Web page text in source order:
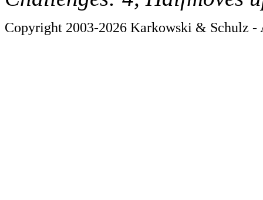
Copyright 2003-2026 Karkowski & Schulz